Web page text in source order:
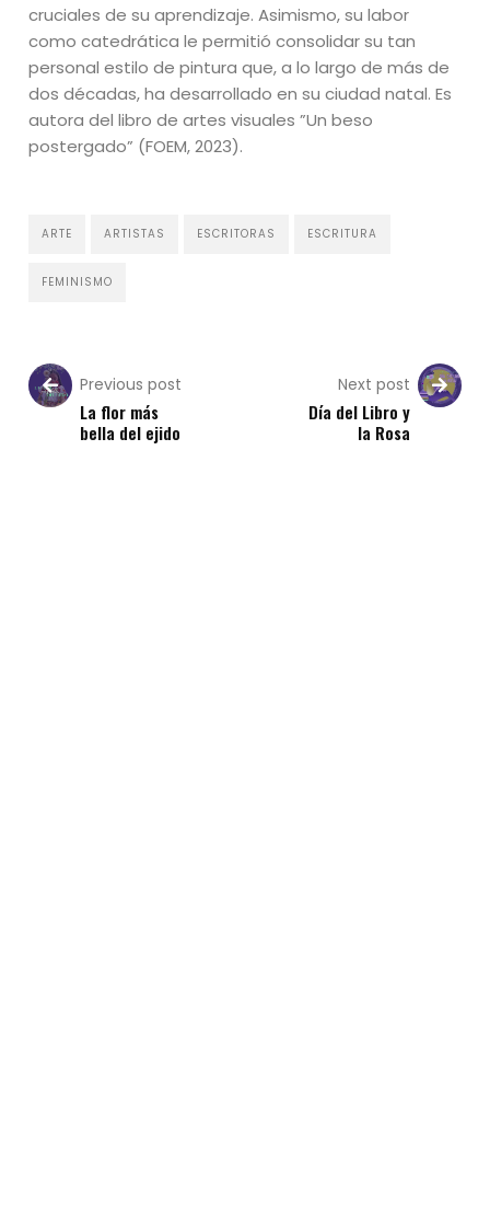
cruciales de su aprendizaje. Asimismo, su labor
como catedrática le permitió consolidar su tan
personal estilo de pintura que, a lo largo de más de
dos décadas, ha desarrollado en su ciudad natal. Es
autora del libro de artes visuales ”Un beso
postergado” (FOEM, 2023).
ARTE ARTISTAS ESCRITORAS ESCRITURA
FEMINISMO
Previous post
La flor más
bella del ejido
Next post
Día del Libro y
la Rosa